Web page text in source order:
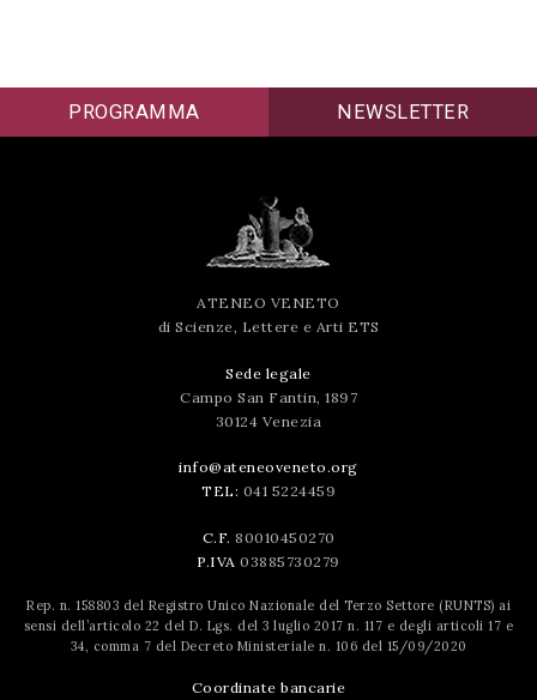
PROGRAMMA NEWSLETTER
ATENEO VENETO
di Scienze, Lettere e Arti ETS
Sede legale
Campo San Fantin, 1897
30124 Venezia
info@ateneoveneto.org
TEL: 041 5224459
C.F. 80010450270
P.IVA 03885730279
Rep. n. 158803 del Registro Unico Nazionale del Terzo Settore (RUNTS) ai
sensi dell’articolo 22 del D. Lgs. del 3 luglio 2017 n. 117 e degli articoli 17 e
34, comma 7 del Decreto Ministeriale n. 106 del 15/09/2020
Coordinate bancarie